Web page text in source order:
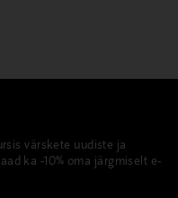
värskete uudiste ja
ka -10% oma järgmiselt e-